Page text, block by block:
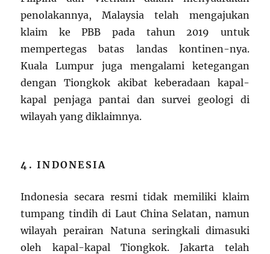
penolakannya, Malaysia telah mengajukan
klaim ke PBB pada tahun 2019 untuk
mempertegas batas landas kontinen-nya.
Kuala Lumpur juga mengalami ketegangan
dengan Tiongkok akibat keberadaan kapal-
kapal penjaga pantai dan survei geologi di
wilayah yang diklaimnya.
4. INDONESIA
Indonesia secara resmi tidak memiliki klaim
tumpang tindih di Laut China Selatan, namun
wilayah perairan Natuna seringkali dimasuki
oleh kapal-kapal Tiongkok. Jakarta telah